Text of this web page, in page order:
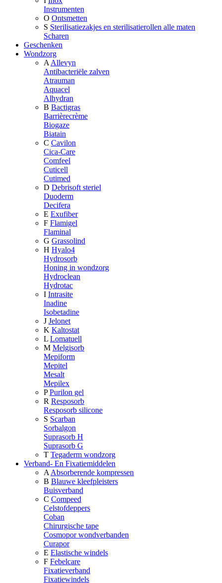
Instrumenten
O Ontsmetten
S Sterilisatiezakjes en sterilisatierollen alle maten
Scharen
Geschenken
Wondzorg
A Allevyn
Antibacteriële zalven
Atrauman
Aquacel
Alhydran
B Bactigras
Barrièrecrème
Biogaze
Biatain
C Cavilon
Cica-Care
Comfeel
Cuticell
Cutimed
D Debrisoft steriel
Duoderm
Decifera
E Exufiber
F Flamigel
Flaminal
G Grassolind
H Hyalo4
Hydrosorb
Honing in wondzorg
Hydroclean
Hydrotac
I Intrasite
Inadine
Isobetadine
J Jelonet
K Kaltostat
L Lomatuell
M Melgisorb
Mepiform
Mepitel
Mesalt
Mepilex
P Purilon gel
R Resposorb
Resposorb silicone
S Scarban
Sorbalgon
Suprasorb H
Suprasorb G
T Tegaderm wondzorg
Verband- En Fixatiemiddelen
A Absorberende kompressen
B Blauwe kleefpleisters
Buisverband
C Compeed
Celstofdeppers
Coban
Chirurgische tape
Cosmopor wondverbanden
Curapor
E Elastische windels
F Febelcare
Fixatieverband
Fixatiewindels